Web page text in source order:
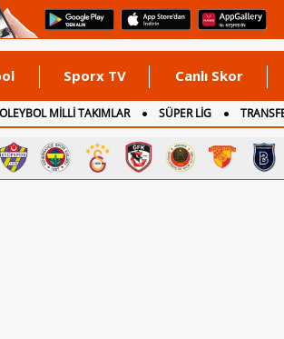
Sporx TV Canlı Skor
MİLLİ TAKIMLAR SÜPER LİG